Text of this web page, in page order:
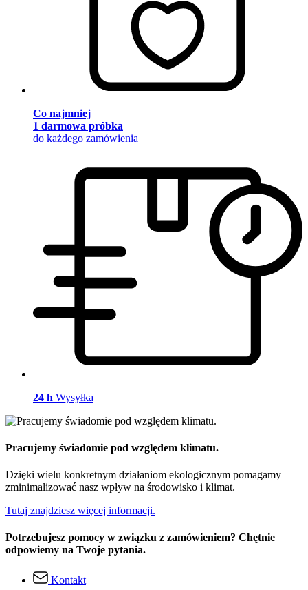
Co najmniej
1 darmowa próbka
do każdego zamówienia
24 h Wysyłka
Pracujemy świadomie pod względem klimatu.
Dzięki wielu konkretnym działaniom ekologicznym pomagamy
zminimalizować nasz wpływ na środowisko i klimat.
Tutaj znajdziesz więcej informacji.
Potrzebujesz pomocy w związku z zamówieniem? Chętnie
odpowiemy na Twoje pytania.
Kontakt